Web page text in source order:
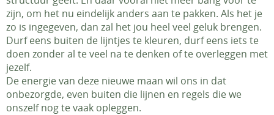
zijn, om het nu eindelijk anders aan te pakken. Als het je
zo is ingegeven, dan zal het jou heel veel geluk brengen.
Durf eens buiten de lijntjes te kleuren, durf eens iets te
doen zonder al te veel na te denken of te overleggen met
jezelf.
De energie van deze nieuwe maan wil ons in dat
onbezorgde, even buiten die lijnen en regels die we
onszelf nog te vaak opleggen.